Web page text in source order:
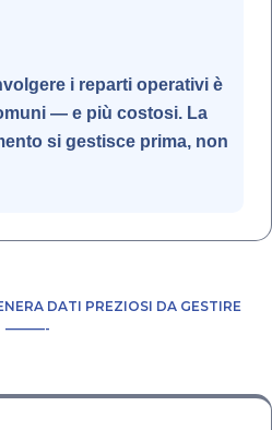
i reparti operativi è
— e più costosi. La
si gestisce prima, non
DATI PREZIOSI DA GESTIRE
———-